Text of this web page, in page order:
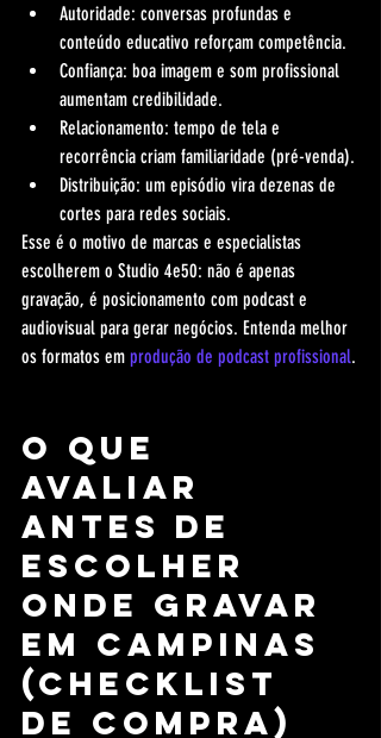
Autoridade: conversas profundas e
conteúdo educativo reforçam competência.
Confiança: boa imagem e som profissional
aumentam credibilidade.
Relacionamento: tempo de tela e
recorrência criam familiaridade (pré-venda).
Distribuição: um episódio vira dezenas de
cortes para redes sociais.
Esse é o motivo de marcas e especialistas
escolherem o Studio 4e50: não é apenas
gravação, é posicionamento com podcast e
audiovisual para gerar negócios. Entenda melhor
os formatos em produção de podcast profissional.
O que
avaliar
antes de
escolher
onde gravar
em Campinas
(checklist
de compra)